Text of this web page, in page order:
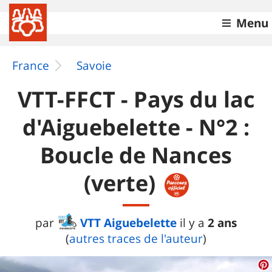
Menu
France Savoie
VTT-FFCT - Pays du lac
d'Aiguebelette - N°2 :
Boucle de Nances
(verte)
par VTT Aiguebelette il y a 2 ans
(autres traces de l'auteur)